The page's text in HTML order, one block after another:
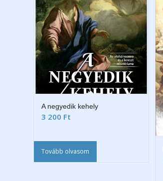
A negyedik kehely
3 200 Ft
Tovább olvasom